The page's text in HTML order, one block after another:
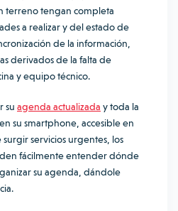
terreno tengan completa
a realizar y del estado de
de la información,
derivados de la falta de
y equipo técnico.
su agenda actualizada y toda la
su smartphone, accesible en
surgir servicios urgentes, los
fácilmente entender dónde
su agenda, dándole